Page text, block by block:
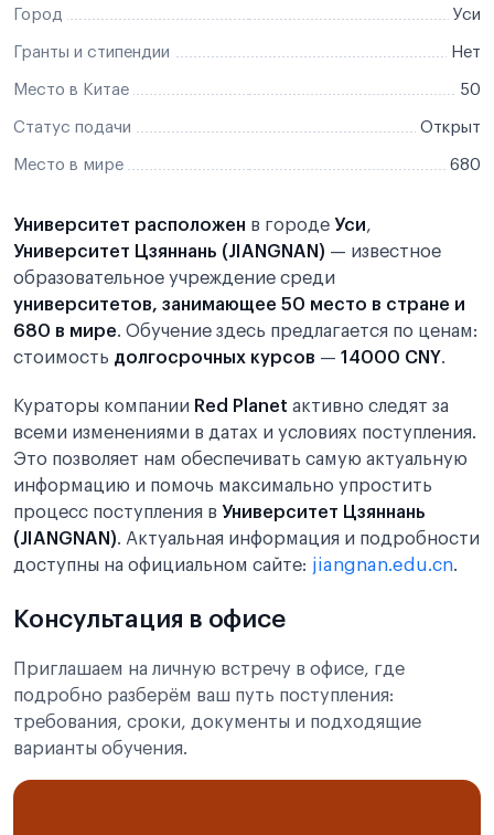
Город Уси
Гранты и стипендии Нет
Место в Китае 50
Статус подачи Открыт
Место в мире 680
Университет расположен в городе Уси,
Университет Цзяннань (JIANGNAN) — известное
образовательное учреждение среди
университетов, занимающее 50 место в стране и
680 в мире. Обучение здесь предлагается по ценам:
стоимость долгосрочных курсов — 14000 CNY.
Кураторы компании Red Planet активно следят за
всеми изменениями в датах и условиях поступления.
Это позволяет нам обеспечивать самую актуальную
информацию и помочь максимально упростить
процесс поступления в Университет Цзяннань
(JIANGNAN). Актуальная информация и подробности
доступны на официальном сайте: jiangnan.edu.cn.
Консультация в офисе
Приглашаем на личную встречу в офисе, где
подробно разберём ваш путь поступления:
требования, сроки, документы и подходящие
варианты обучения.